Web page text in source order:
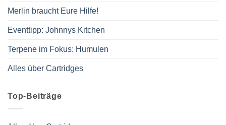
Merlin braucht Eure Hilfe!
Eventtipp: Johnnys Kitchen
Terpene im Fokus: Humulen
Alles über Cartridges
Top-Beiträge